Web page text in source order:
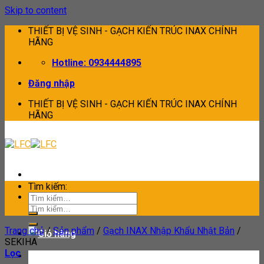
Skip to content
THIẾT BỊ VỆ SINH - GẠCH KIẾN TRÚC INAX CHÍNH
HÃNG
Hotline: 0934444895
Đăng nhập
THIẾT BỊ VỆ SINH - GẠCH KIẾN TRÚC INAX CHÍNH
HÃNG
Tìm kiếm:
Tìm kiếm:
Trang chủ / Sản phẩm / Gạch INAX Nhập Khẩu Nhật Bản /
SEKIHA
Lọc